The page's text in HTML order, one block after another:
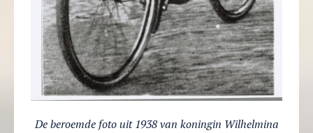
De beroemde foto uit 1938 van koningin Wilhelmina